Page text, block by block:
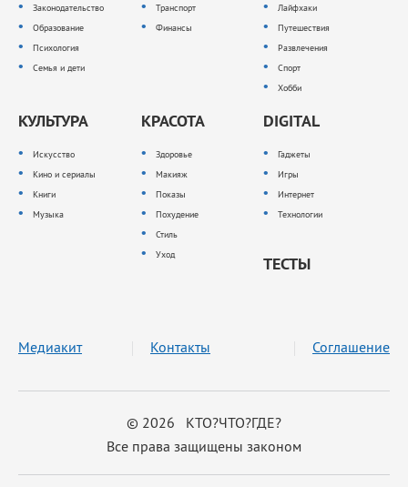
Законодательство
Образование
Психология
Семья и дети
Транспорт
Финансы
Лайфхаки
Путешествия
Развлечения
Спорт
Хобби
КУЛЬТУРА
Искусство
Кино и сериалы
Книги
Музыка
КРАСОТА
Здоровье
Макияж
Показы
Похудение
Стиль
Уход
DIGITAL
Гаджеты
Игры
Интернет
Технологии
ТЕСТЫ
© 2026 КТО?ЧТО?ГДЕ?
Все права защищены законом
Медиакит Контакты Соглашение